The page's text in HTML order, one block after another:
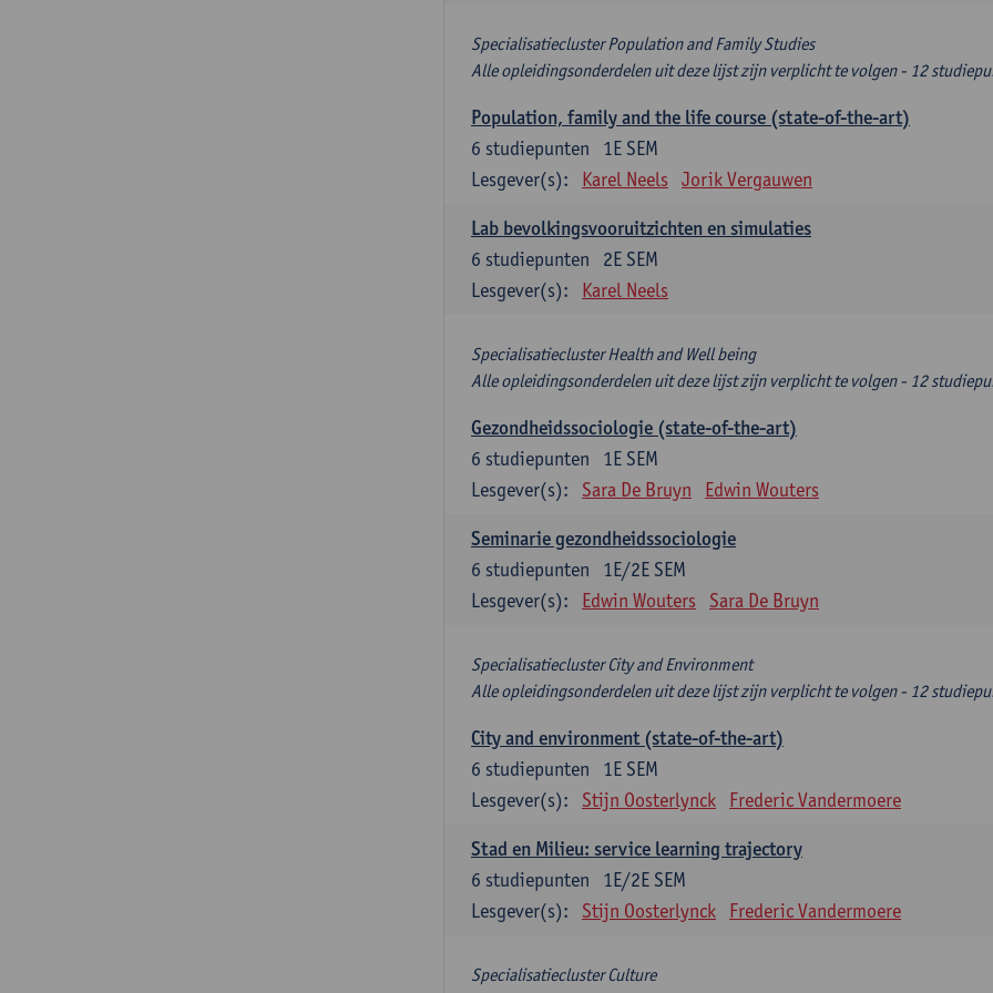
Specialisatiecluster Population and Family Studies
Alle opleidingsonderdelen uit deze lijst zijn verplicht te volgen - 12
Population, family and the life course (state-of-the-art)
1E SEM
6 studiepunten
Lesgever(s):
Karel Neels Jorik Vergauwen
Lab bevolkingsvooruitzichten en simulaties
2E SEM
6 studiepunten
Lesgever(s):
Karel Neels
Specialisatiecluster Health and Well being
Alle opleidingsonderdelen uit deze lijst zijn verplicht te volgen - 12
Gezondheidssociologie (state-of-the-art)
1E SEM
6 studiepunten
Lesgever(s):
Sara De Bruyn Edwin Wouters
Seminarie gezondheidssociologie
1E/2E SEM
6 studiepunten
Lesgever(s):
Edwin Wouters Sara De Bruyn
Specialisatiecluster City and Environment
Alle opleidingsonderdelen uit deze lijst zijn verplicht te volgen - 12
City and environment (state-of-the-art)
1E SEM
6 studiepunten
Lesgever(s):
Stijn Oosterlynck Frederic Vandermoere
Stad en Milieu: service learning trajectory
1E/2E SEM
6 studiepunten
Lesgever(s):
Stijn Oosterlynck Frederic Vandermoere
Specialisatiecluster Culture